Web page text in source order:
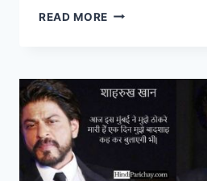
READ MORE भैया
–
BHAI
DOOJ
KATHA
STORY